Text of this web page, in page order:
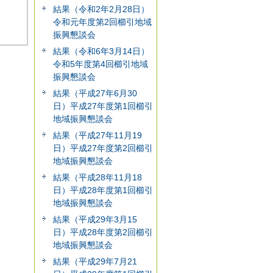
結果（令和2年2月28日）
令和元年度第2回櫛引地域
振興懇談会
結果（令和6年3月14日）
令和5年度第4回櫛引地域
振興懇談会
結果（平成27年6月30
日）平成27年度第1回櫛引
地域振興懇談会
結果（平成27年11月19
日）平成27年度第2回櫛引
地域振興懇談会
結果（平成28年11月18
日）平成28年度第1回櫛引
地域振興懇談会
結果（平成29年3月15
日）平成28年度第2回櫛引
地域振興懇談会
結果（平成29年7月21